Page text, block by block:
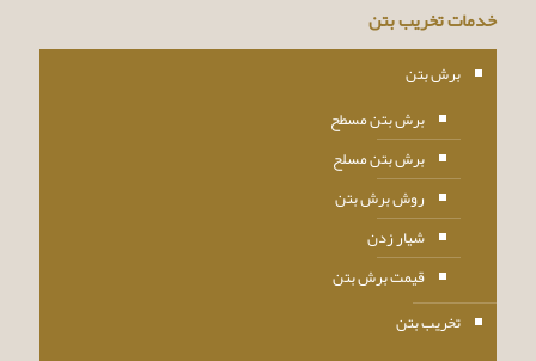
خدمات تخریب بتن
برش بتن
برش بتن مسطح
برش بتن مسلح
روش برش بتن
شیار زدن
قیمت برش بتن
تخریب بتن